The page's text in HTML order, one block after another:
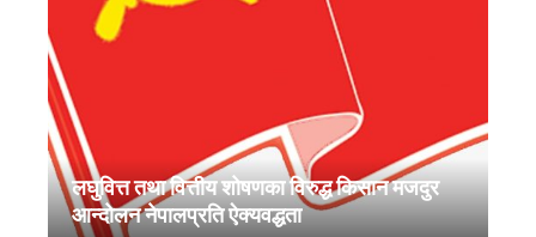
लघुवित्त तथा वित्तीय शोषणका विरुद्ध किसान मजदुर
आन्दोलन नेपालप्रति ऐक्यवद्धता